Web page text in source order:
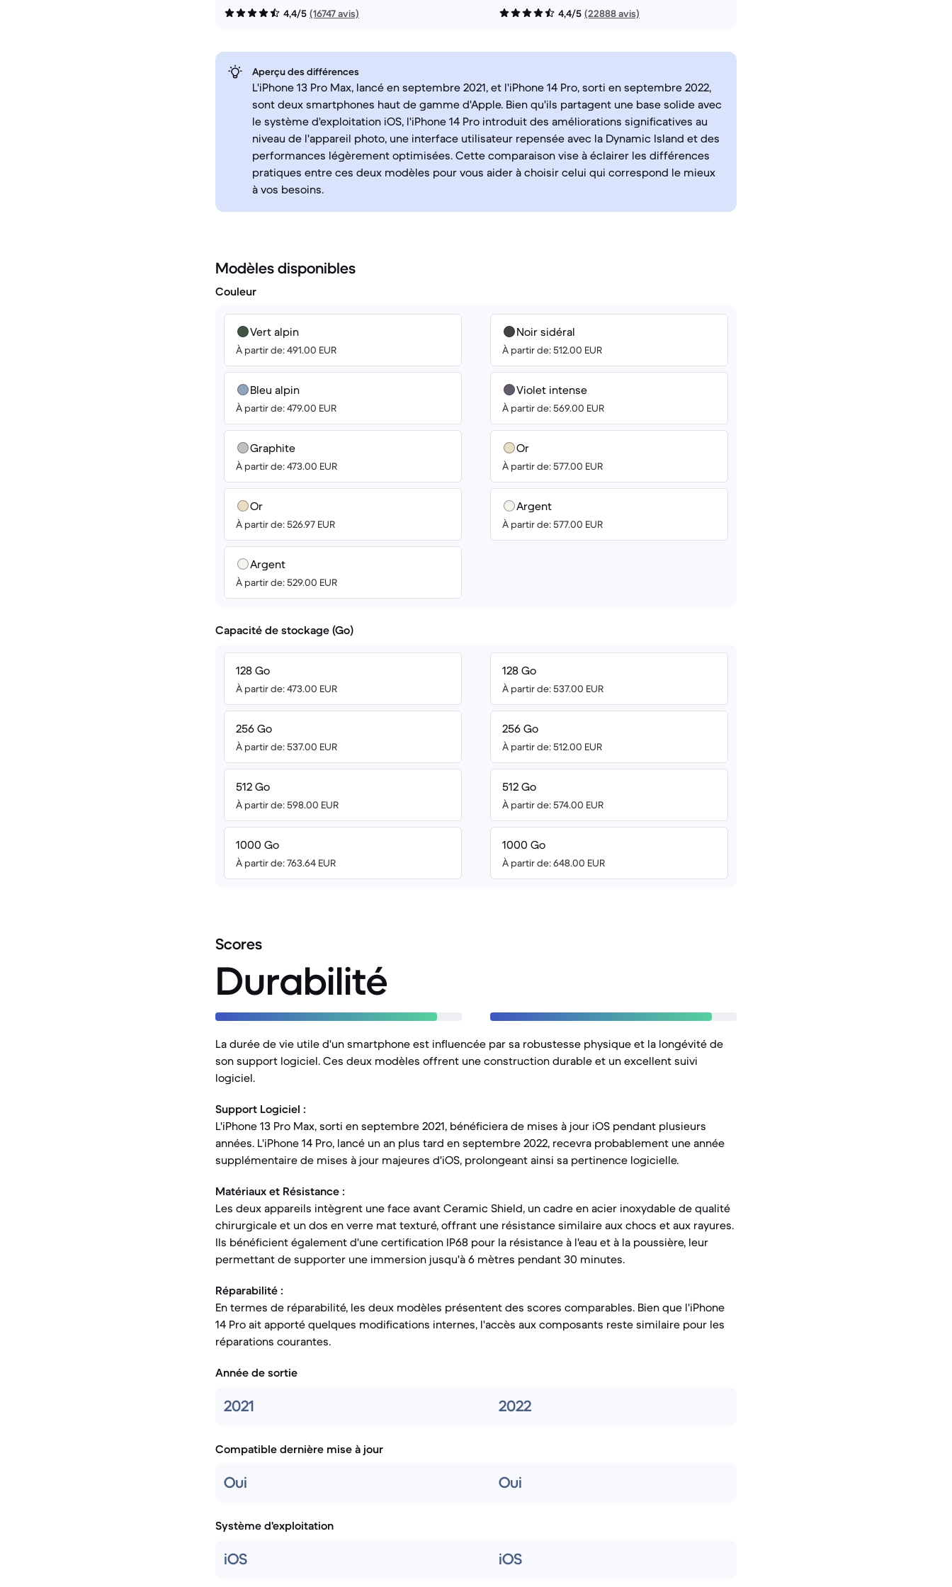
4,4/5 (16747 avis) 4,4/5 (22888 avis)
Aperçu des différences
L'iPhone 13 Pro Max, lancé en septembre 2021, et l'iPhone 14 Pro, sorti en septembre 2022,
sont deux smartphones haut de gamme d'Apple. Bien qu'ils partagent une base solide avec
le système d'exploitation iOS, l'iPhone 14 Pro introduit des améliorations significatives au
niveau de l'appareil photo, une interface utilisateur repensée avec la Dynamic Island et des
performances légèrement optimisées. Cette comparaison vise à éclairer les différences
pratiques entre ces deux modèles pour vous aider à choisir celui qui correspond le mieux
à vos besoins.
Modèles disponibles
Couleur
Vert alpin
À partir de: 491.00 EUR
Bleu alpin
À partir de: 479.00 EUR
Graphite
À partir de: 473.00 EUR
Or
À partir de: 526.97 EUR
Argent
À partir de: 529.00 EUR
Noir sidéral
À partir de: 512.00 EUR
Violet intense
À partir de: 569.00 EUR
Or
À partir de: 577.00 EUR
Argent
À partir de: 577.00 EUR
Capacité de stockage (Go)
128 Go
À partir de: 473.00 EUR
256 Go
À partir de: 537.00 EUR
512 Go
À partir de: 598.00 EUR
1000 Go
À partir de: 763.64 EUR
128 Go
À partir de: 537.00 EUR
256 Go
À partir de: 512.00 EUR
512 Go
À partir de: 574.00 EUR
1000 Go
À partir de: 648.00 EUR
Scores
Durabilité
La durée de vie utile d'un smartphone est influencée par sa robustesse physique et la longévité de
son support logiciel. Ces deux modèles offrent une construction durable et un excellent suivi
logiciel.
Support Logiciel :
L'iPhone 13 Pro Max, sorti en septembre 2021, bénéficiera de mises à jour iOS pendant plusieurs
années. L'iPhone 14 Pro, lancé un an plus tard en septembre 2022, recevra probablement une année
supplémentaire de mises à jour majeures d'iOS, prolongeant ainsi sa pertinence logicielle.
Matériaux et Résistance :
Les deux appareils intègrent une face avant Ceramic Shield, un cadre en acier inoxydable de qualité
chirurgicale et un dos en verre mat texturé, offrant une résistance similaire aux chocs et aux rayures.
Ils bénéficient également d'une certification IP68 pour la résistance à l'eau et à la poussière, leur
permettant de supporter une immersion jusqu'à 6 mètres pendant 30 minutes.
Réparabilité :
En termes de réparabilité, les deux modèles présentent des scores comparables. Bien que l'iPhone
14 Pro ait apporté quelques modifications internes, l'accès aux composants reste similaire pour les
réparations courantes.
Année de sortie
2021 2022
Compatible dernière mise à jour
Oui Oui
Système d'exploitation
iOS iOS